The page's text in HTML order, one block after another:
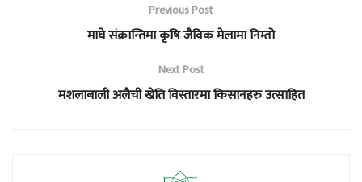
Previous Post
माघे संक्रान्तिमा कृषि जैविक मेलामा निम्तो
Next Post
मशलाबाली अलैची खेति विस्तारमा किसानहरु उत्साहित